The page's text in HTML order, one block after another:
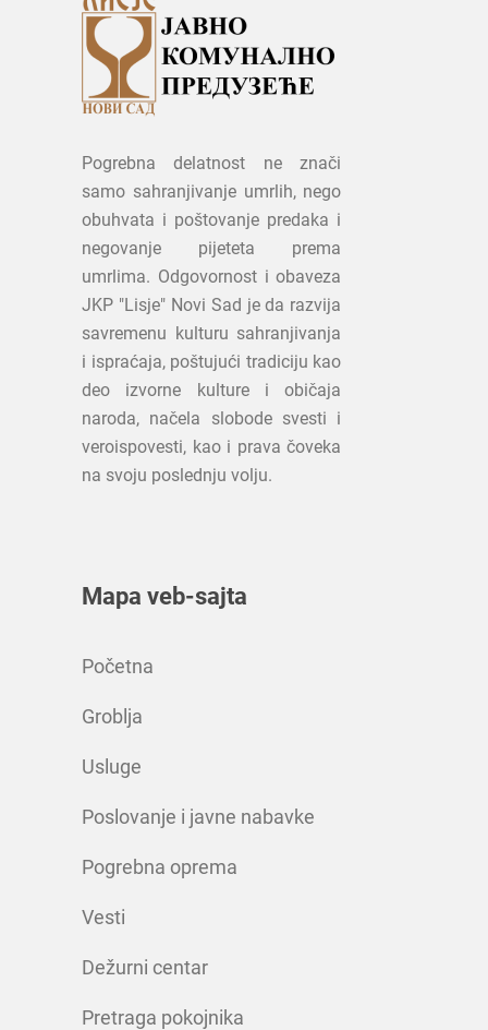
Pogrebna delatnost ne znači
samo sahranjivanje umrlih, nego
obuhvata i poštovanje predaka i
negovanje pijeteta prema
umrlima. Odgovornost i obaveza
JKP "Lisje" Novi Sad je da razvija
savremenu kulturu sahranjivanja
i ispraćaja, poštujući tradiciju kao
deo izvorne kulture i običaja
naroda, načela slobode svesti i
veroispovesti, kao i prava čoveka
na svoju poslednju volju.
Mapa veb-sajta
Početna
Groblja
Usluge
Poslovanje i javne nabavke
Pogrebna oprema
Vesti
Dežurni centar
Pretraga pokojnika